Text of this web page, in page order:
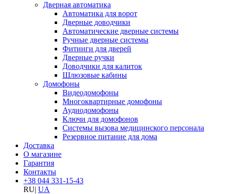
Дверная автоматика
Автоматика для ворот
Дверные доводчики
Автоматические дверные системы
Ручные дверные системы
Фитинги для дверей
Дверные ручки
Доводчики для калиток
Шлюзовые кабины
Домофоны
Видеодомофоны
Многоквартирные домофоны
Аудиодомофоны
Ключи для домофонов
Системы вызова медицинского персонала
Резервное питание для дома
Доставка
О магазине
Гарантия
Контакты
+38 044 331-15-43
RU| UA